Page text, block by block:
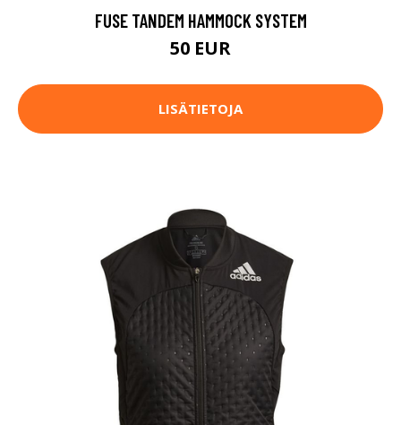
FUSE TANDEM HAMMOCK SYSTEM
50 EUR
LISÄTIETOJA